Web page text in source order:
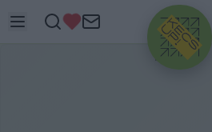
HIRDETÉS